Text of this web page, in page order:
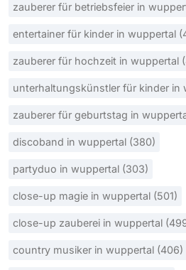
zauberer für betriebsfeier in
entertainer für kinder in wuppertal
zauberer für hochzeit in wuppertal
unterhaltungskünstler für kinder in
zauberer für geburtstag in
discoband in wuppertal (380)
partyduo in wuppertal (303)
close-up magie in wuppertal (501)
close-up zauberei in wuppertal
country musiker in wuppertal (406)